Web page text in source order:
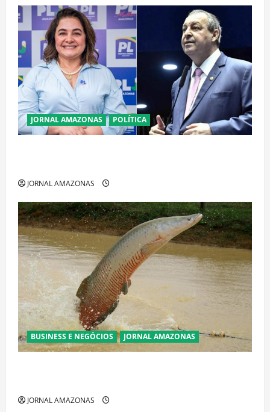
JORNAL AMAZONAS POLÍTICA
JORNAL AMAZONAS
BUSINESS E NEGÓCIOS JORNAL AMAZONAS
JORNAL AMAZONAS